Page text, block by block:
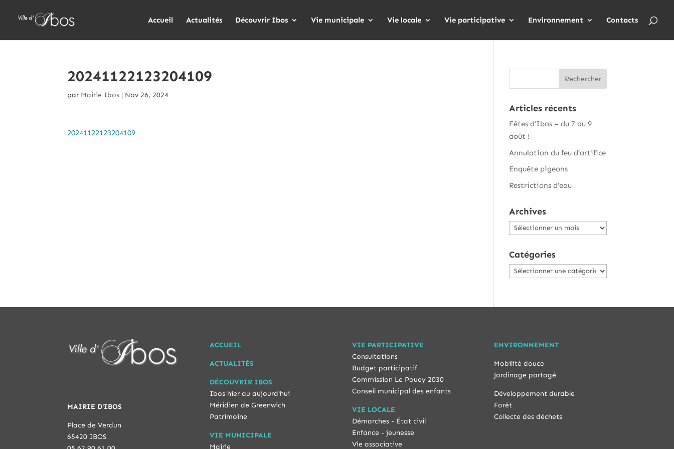
Accueil Actualités Découvrir Ibos Vie municipale Vie locale Vie participative Environnement Contacts
20241122123204109
par Mairie Ibos | Nov 26, 2024
20241122123204109
Articles récents
Fêtes d’Ibos – du 7 au 9
août !
Annulation du feu d’artifice
Enquête pigeons
Restrictions d’eau
Archives
Archives
Catégories
Catégories
MAIRIE D'IBOS
Place de Verdun
65420 IBOS
ACCUEIL
ACTUALITÉS
DÉCOUVRIR IBOS
Ibos hier au aujourd'hui
Méridien de Greenwich
Patrimoine
VIE MUNICIPALE
Mairie
VIE PARTICIPATIVE
Consultations
Budget participatif
Commission Le Pouey 2030
Conseil municipal des enfants
VIE LOCALE
Démarches - État civil
Enfance - jeunesse
Vie associative
ENVIRONNEMENT
Mobilité douce
Jardinage partagé
Développement durable
Forêt
Collecte des déchets